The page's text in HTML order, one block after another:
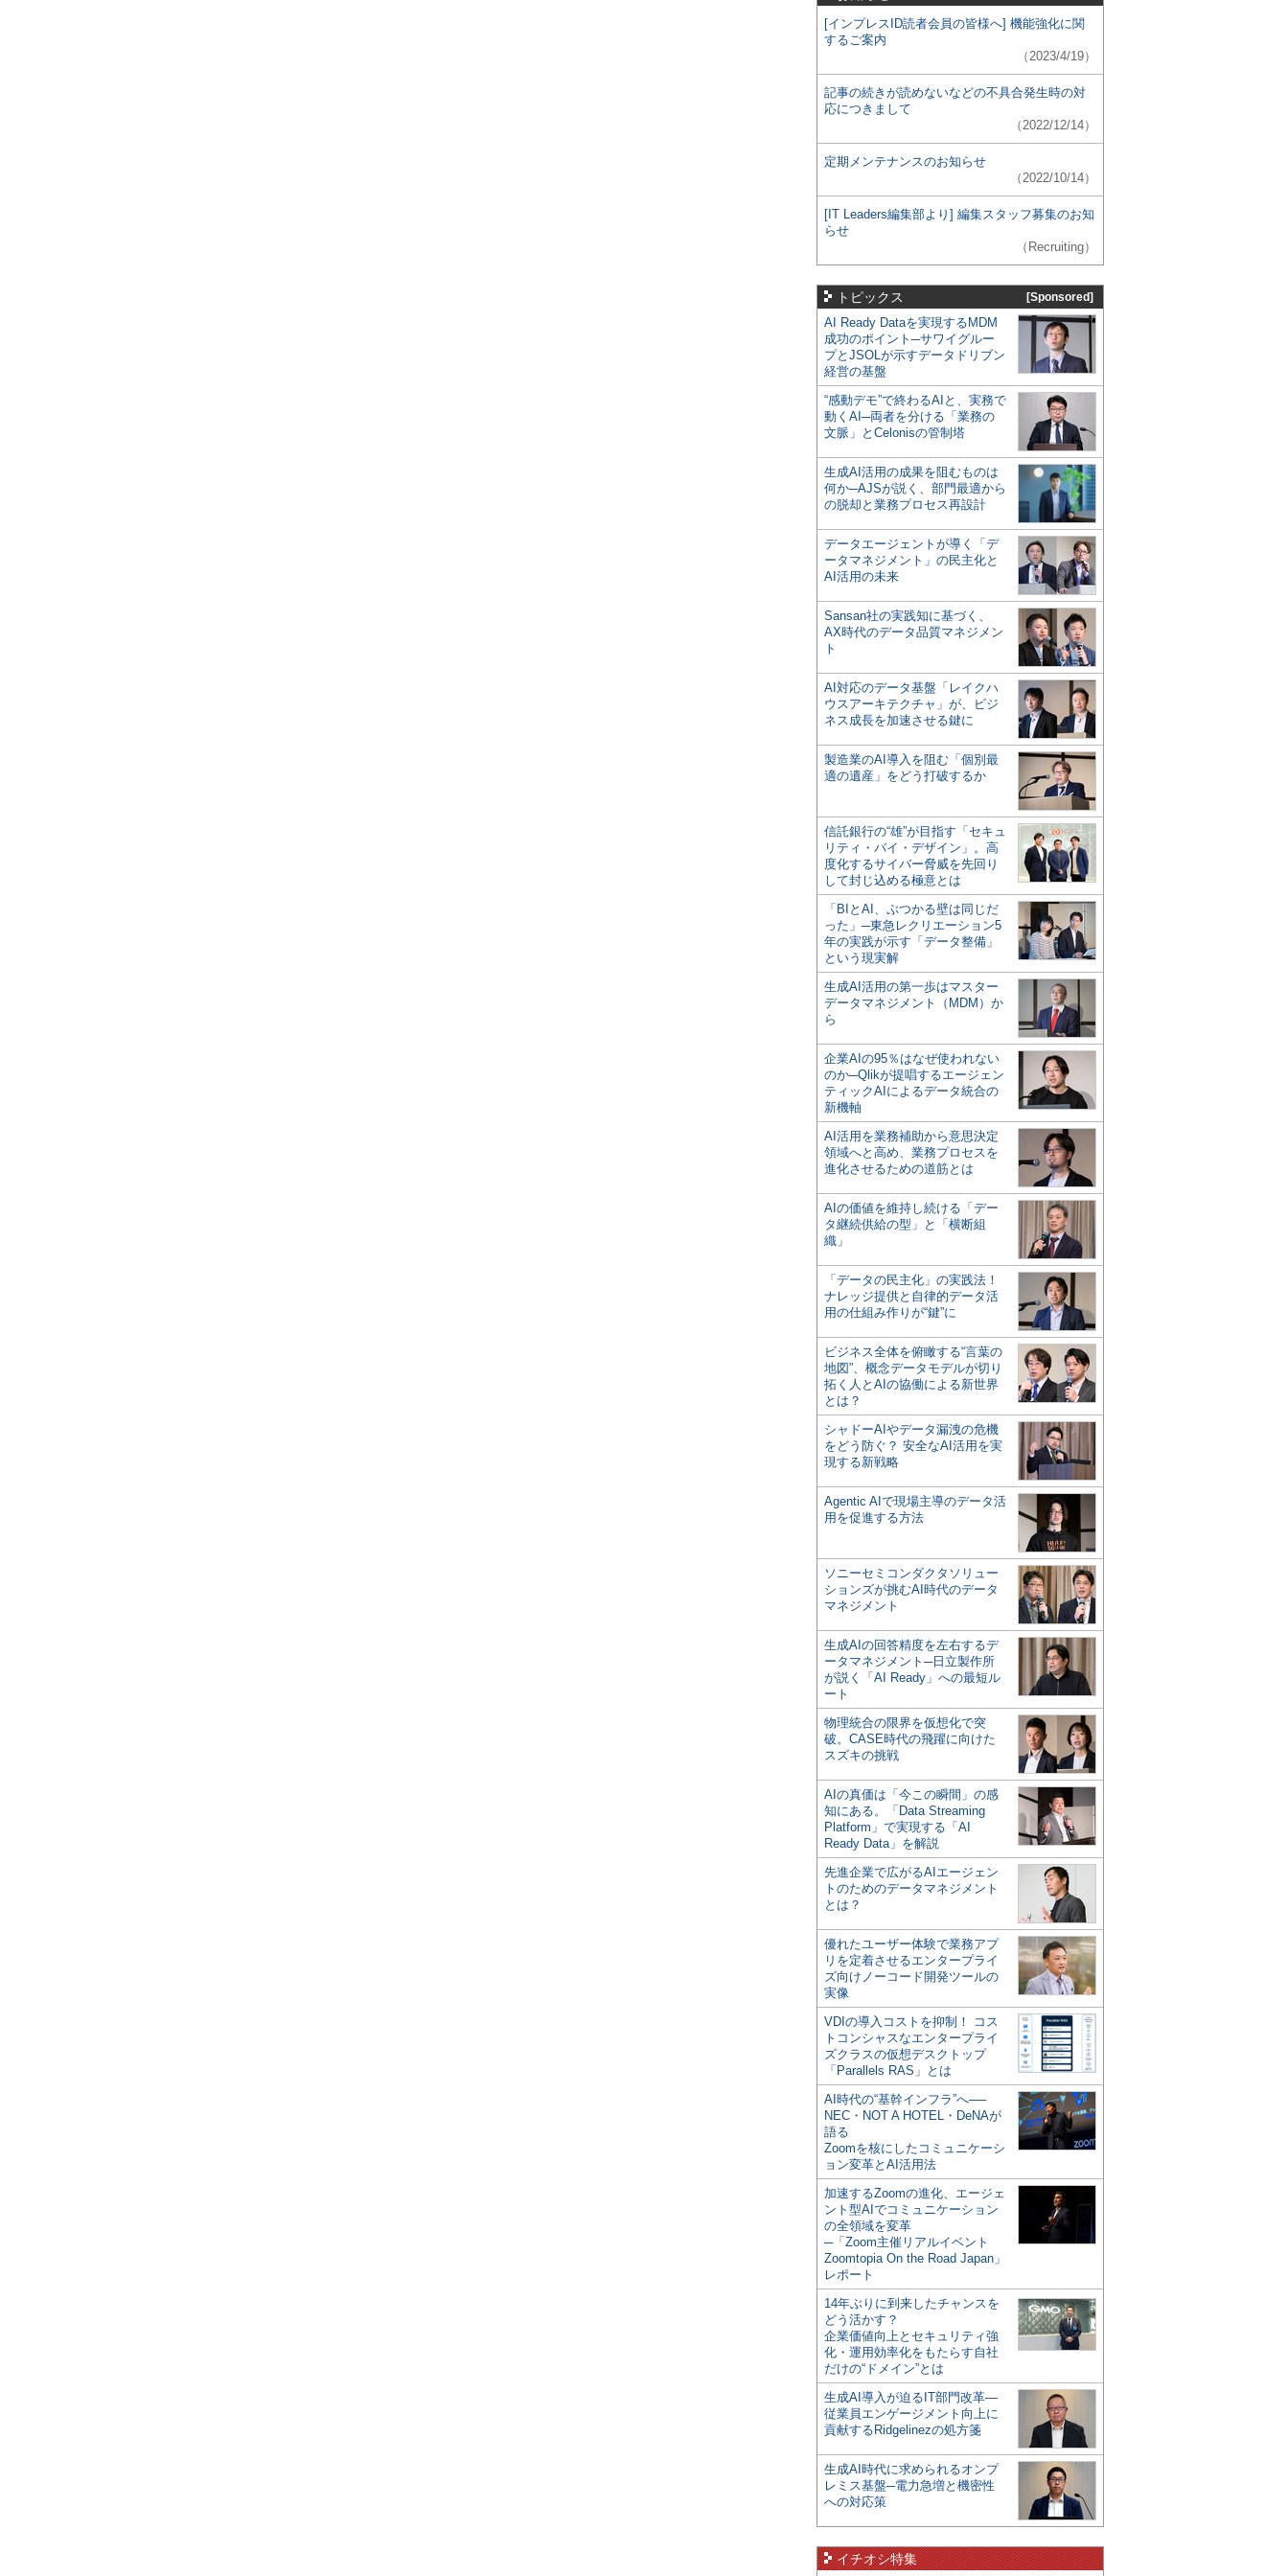
[インプレスID読者会員の皆様へ] 機能強化に関
するご案内
（2023/4/19）
記事の続きが読めないなどの不具合発生時の対
応につきまして
（2022/12/14）
定期メンテナンスのお知らせ
（2022/10/14）
[IT Leaders編集部より] 編集スタッフ募集のお知
らせ
（Recruiting）
トピックス [Sponsored]
AI Ready Dataを実現するMDM
成功のポイント─サワイグルー
プとJSOLが示すデータドリブン
経営の基盤
“感動デモ”で終わるAIと、実務で
動くAI─両者を分ける「業務の
文脈」とCelonisの管制塔
生成AI活用の成果を阻むものは
何か─AJSが説く、部門最適から
の脱却と業務プロセス再設計
データエージェントが導く「デ
ータマネジメント」の民主化と
AI活用の未来
Sansan社の実践知に基づく、
AX時代のデータ品質マネジメン
ト
AI対応のデータ基盤「レイクハ
ウスアーキテクチャ」が、ビジ
ネス成長を加速させる鍵に
製造業のAI導入を阻む「個別最
適の遺産」をどう打破するか
信託銀行の“雄”が目指す「セキュ
リティ・バイ・デザイン」。高
度化するサイバー脅威を先回り
して封じ込める極意とは
「BIとAI、ぶつかる壁は同じだ
った」─東急レクリエーション5
年の実践が示す「データ整備」
という現実解
生成AI活用の第一歩はマスター
データマネジメント（MDM）か
ら
企業AIの95％はなぜ使われない
のか─Qlikが提唱するエージェン
ティックAIによるデータ統合の
新機軸
AI活用を業務補助から意思決定
領域へと高め、業務プロセスを
進化させるための道筋とは
AIの価値を維持し続ける「デー
タ継続供給の型」と「横断組
織」
「データの民主化」の実践法！
ナレッジ提供と自律的データ活
用の仕組み作りが“鍵”に
ビジネス全体を俯瞰する“言葉の
地図”、概念データモデルが切り
拓く人とAIの協働による新世界
とは？
シャドーAIやデータ漏洩の危機
をどう防ぐ？ 安全なAI活用を実
現する新戦略
Agentic AIで現場主導のデータ活
用を促進する方法
ソニーセミコンダクタソリュー
ションズが挑むAI時代のデータ
マネジメント
生成AIの回答精度を左右するデ
ータマネジメント─日立製作所
が説く「AI Ready」への最短ル
ート
物理統合の限界を仮想化で突
破。CASE時代の飛躍に向けた
スズキの挑戦
AIの真価は「今この瞬間」の感
知にある。「Data Streaming
Platform」で実現する「AI
Ready Data」を解説
先進企業で広がるAIエージェン
トのためのデータマネジメント
とは？
優れたユーザー体験で業務アプ
リを定着させるエンタープライ
ズ向けノーコード開発ツールの
実像
VDIの導入コストを抑制！ コス
トコンシャスなエンタープライ
ズクラスの仮想デスクトップ
「Parallels RAS」とは
AI時代の“基幹インフラ”へ──
NEC・NOT A HOTEL・DeNAが
語る
Zoomを核にしたコミュニケーシ
ョン変革とAI活用法
加速するZoomの進化、エージェ
ント型AIでコミュニケーション
の全領域を変革
─「Zoom主催リアルイベント
Zoomtopia On the Road Japan」
レポート
14年ぶりに到来したチャンスを
どう活かす？
企業価値向上とセキュリティ強
化・運用効率化をもたらす自社
だけの“ドメイン”とは
生成AI導入が迫るIT部門改革―
従業員エンゲージメント向上に
貢献するRidgelinezの処方箋
生成AI時代に求められるオンプ
レミス基盤─電力急増と機密性
への対応策
イチオシ特集